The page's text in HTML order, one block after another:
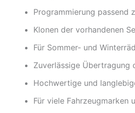
Programmierung passend
Klonen der vorhandenen
Für Sommer- und
Zuverlässige Übertragung
Hochwertige und
Für viele Fahrzeugmarken